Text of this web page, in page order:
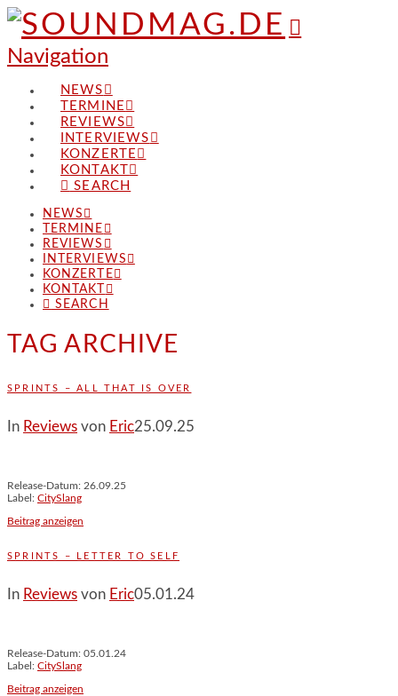
Navigation
NEWS
TERMINE
REVIEWS
INTERVIEWS
KONZERTE
KONTAKT
SEARCH
NEWS
TERMINE
REVIEWS
INTERVIEWS
KONZERTE
KONTAKT
SEARCH
TAG ARCHIVE
SPRINTS – ALL THAT IS OVER
In Reviews von Eric25.09.25
Release-Datum: 26.09.25
Label: CitySlang
Beitrag anzeigen
SPRINTS – LETTER TO SELF
In Reviews von Eric05.01.24
Release-Datum: 05.01.24
Label: CitySlang
Beitrag anzeigen